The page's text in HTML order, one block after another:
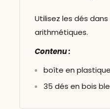
Utilisez les dés
arithmétiques.
Contenu :
boîte en
35 dés en bois